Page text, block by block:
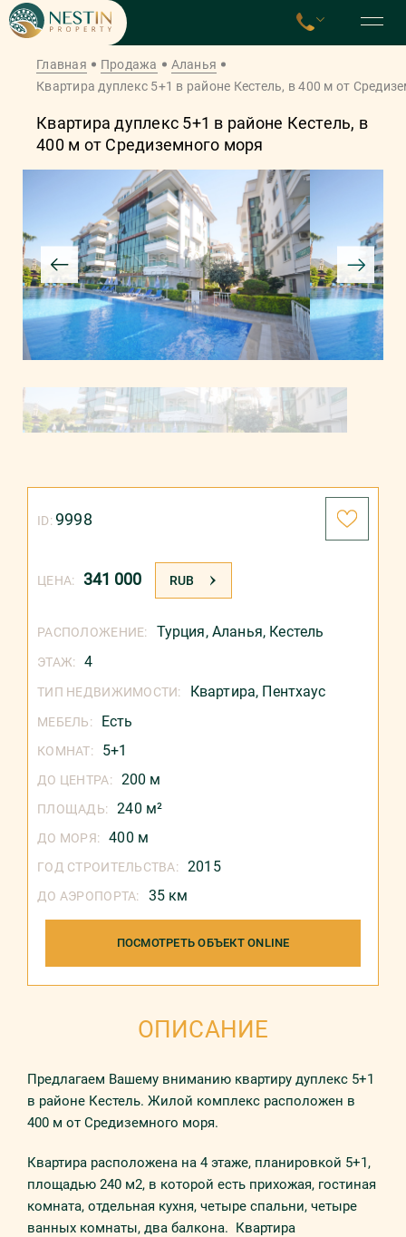
Главная Продажа
Аланья
Квартира дуплекс 5+1 в районе Кестель, в 400 м от
Квартира дуплекс 5+1 в районе Кестель, в
400 м от Средиземного моря
ЦЕНА: 341 000 RUB
ID:9998
РАСПОЛОЖЕНИЕ: Турция, Аланья, Кестель
ЭТАЖ: 4
ТИП НЕДВИЖИМОСТИ: Квартира, Пентхаус
МЕБЕЛЬ: Есть
КОМНАТ: 5+1
ДО ЦЕНТРА: 200 м
ПЛОЩАДЬ: 240 м²
ДО МОРЯ: 400 м
ГОД СТРОИТЕЛЬСТВА: 2015
ДО АЭРОПОРТА: 35 км
ПОСМОТРЕТЬ ОБЪЕКТ ONLINE
ОПИСАНИЕ
Предлагаем Вашему вниманию квартиру дуплекс 5+1
в районе Кестель. Жилой комплекс расположен в
400 м от Средиземного моря.
Квартира расположена на 4 этаже, планировкой 5+1,
площадью 240 м2, в которой есть прихожая, гостиная
комната, отдельная кухня, четыре спальни, четыре
ванных комнаты, два балкона. Квартира